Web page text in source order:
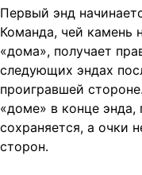
Первый энд
Команда, чей камень
«дома», получает
следующих эндах
проигравшей
«доме» в конце энда,
сохраняется, а очки
сторон.